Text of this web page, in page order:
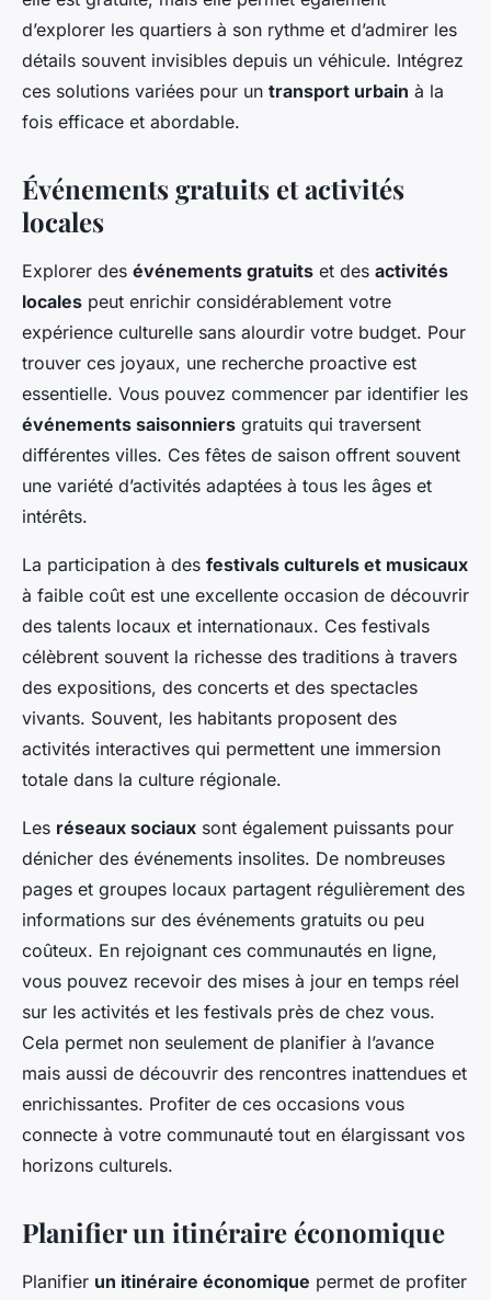
d’explorer les quartiers à son rythme et d’admirer les
détails souvent invisibles depuis un véhicule. Intégrez
ces solutions variées pour un transport urbain à la
fois efficace et abordable.
Événements gratuits et activités
locales
Explorer des événements gratuits et des activités
locales peut enrichir considérablement votre
expérience culturelle sans alourdir votre budget. Pour
trouver ces joyaux, une recherche proactive est
essentielle. Vous pouvez commencer par identifier les
événements saisonniers gratuits qui traversent
différentes villes. Ces fêtes de saison offrent souvent
une variété d’activités adaptées à tous les âges et
intérêts.
La participation à des festivals culturels et musicaux
à faible coût est une excellente occasion de découvrir
des talents locaux et internationaux. Ces festivals
célèbrent souvent la richesse des traditions à travers
des expositions, des concerts et des spectacles
vivants. Souvent, les habitants proposent des
activités interactives qui permettent une immersion
totale dans la culture régionale.
Les réseaux sociaux sont également puissants pour
dénicher des événements insolites. De nombreuses
pages et groupes locaux partagent régulièrement des
informations sur des événements gratuits ou peu
coûteux. En rejoignant ces communautés en ligne,
vous pouvez recevoir des mises à jour en temps réel
sur les activités et les festivals près de chez vous.
Cela permet non seulement de planifier à l’avance
mais aussi de découvrir des rencontres inattendues et
enrichissantes. Profiter de ces occasions vous
connecte à votre communauté tout en élargissant vos
horizons culturels.
Planifier un itinéraire économique
Planifier un itinéraire économique permet de profiter